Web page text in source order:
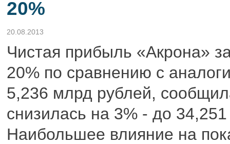
20%
20.08.2013
Чистая прибыль «Акрона»
20% по сравнению с
5,236 млрд рублей,
снизилась на 3% - до
Наибольшее влияние на